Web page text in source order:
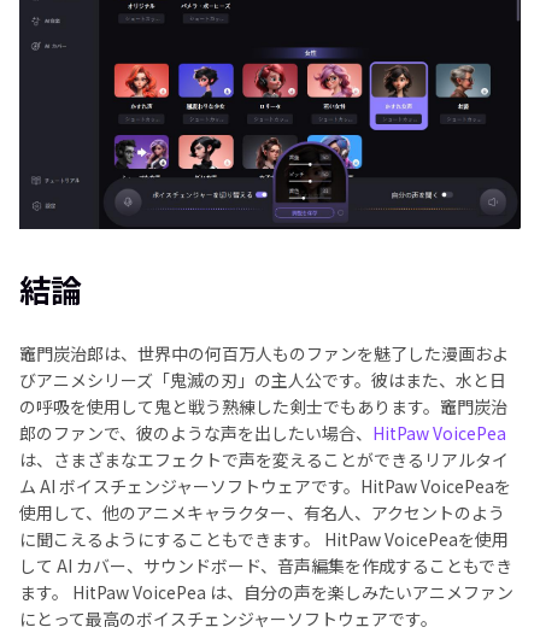
結論
竈門炭治郎は、世界中の何百万人ものファンを魅了した漫画およ
びアニメシリーズ「鬼滅の刃」の主人公です。彼はまた、水と日
の呼吸を使用して鬼と戦う熟練した剣士でもあります。竈門炭治
郎のファンで、彼のような声を出したい場合、 HitPaw VoicePea
は、さまざまなエフェクトで声を変えることができるリアルタイ
ム AI ボイスチェンジャーソフトウェアです。HitPaw VoicePeaを
使用して、他のアニメキャラクター、有名人、アクセントのよう
に聞こえるようにすることもできます。 HitPaw VoicePeaを使用
して AI カバー、サウンドボード、音声編集を作成することもでき
ます。 HitPaw VoicePea は、自分の声を楽しみたいアニメファン
にとって最高のボイスチェンジャーソフトウェアです。